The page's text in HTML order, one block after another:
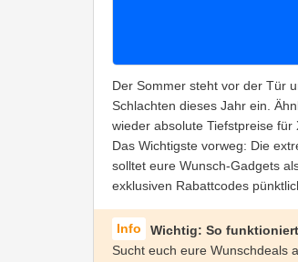
Der Sommer steht vor der Tür
Schlachten dieses Jahr ein.
wieder absolute Tiefstpreise für
Das Wichtigste vorweg: Die
solltet eure Wunsch-Gadgets
exklusiven Rabattcodes
Wichtig: So
Sucht euch eure Wunschdeals